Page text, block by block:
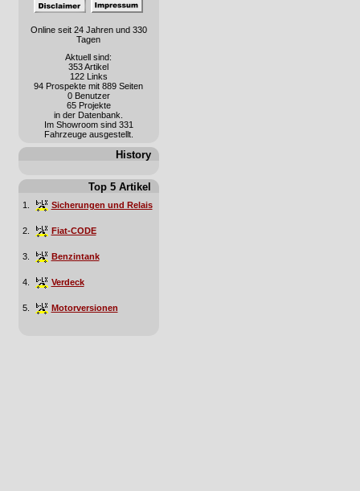
Online seit 24 Jahren und 330
Tagen
Aktuell sind:
353 Artikel
122 Links
94 Prospekte mit 889 Seiten
0 Benutzer
65 Projekte
in der Datenbank.
Im Showroom sind 331
Fahrzeuge ausgestellt.
History
Top 5 Artikel
1. Sicherungen und Relais
2. Fiat-CODE
3. Benzintank
4. Verdeck
5. Motorversionen